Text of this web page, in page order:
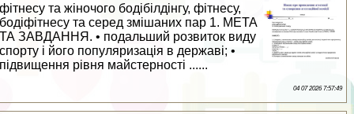
фітнесу та жіночого бодібілдінгу, фітнесу,
бодіфітнесу та серед змішаних пар 1. МЕТА
ТА ЗАВДАННЯ. • подальший розвиток виду
спорту і його популяризація в державі; •
підвищення рівня майстерності ......
04 07 2026 7:57:49